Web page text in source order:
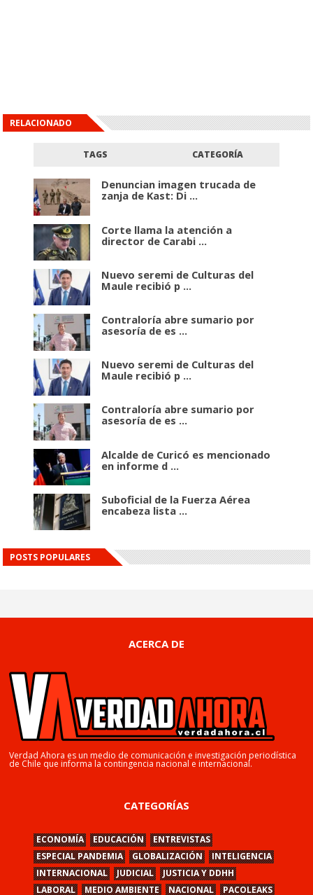
RELACIONADO
TAGS CATEGORÍA
Denuncian imagen trucada de
zanja de Kast: Di ...
Corte llama la atención a
director de Carabi ...
Nuevo seremi de Culturas del
Maule recibió p ...
Contraloría abre sumario por
asesoría de es ...
Nuevo seremi de Culturas del
Maule recibió p ...
Contraloría abre sumario por
asesoría de es ...
Alcalde de Curicó es mencionado
en informe d ...
Suboficial de la Fuerza Aérea
encabeza lista ...
POSTS POPULARES
ACERCA DE
Verdad Ahora es un medio de comunicación e investigación periodística
de Chile que informa la contingencia nacional e internacional.
CATEGORÍAS
ECONOMÍA EDUCACIÓN
ENTREVISTAS
ESPECIAL PANDEMIA
GLOBALIZACIÓN
INTELIGENCIA
INTERNACIONAL
JUDICIAL
JUSTICIA Y DDHH
LABORAL
MEDIO AMBIENTE NACIONAL PACOLEAKS